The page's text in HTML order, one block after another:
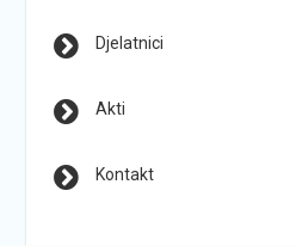
Djelatnici
Akti
Kontakt